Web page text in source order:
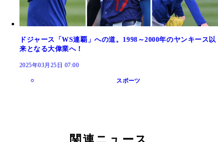
ドジャース「WS連覇」への道。1998～2000年のヤンキース以
来となる大偉業へ！
2025年03月25日 07:00
スポーツ